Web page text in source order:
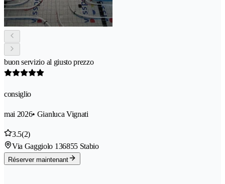
buon servizio al giusto prezzo
consiglio
mai 2026• Gianluca Vignati
3.5(2)
Via Gaggiolo 136855 Stabio
Réserver maintenant